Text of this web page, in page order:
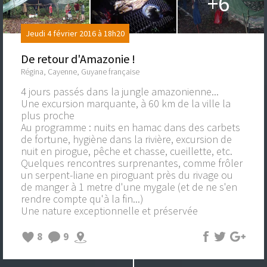
Jeudi 4 février 2016 à 18h20
De retour d'Amazonie !
Régina, Cayenne, Guyane française
4 jours passés dans la jungle amazonienne...
Une excursion marquante, à 60 km de la ville la
plus proche
Au programme : nuits en hamac dans des carbets
de fortune, hygiène dans la rivière, excursion de
nuit en pirogue, pêche et chasse, cueillette, etc.
Quelques rencontres surprenantes, comme frôler
un serpent-liane en piroguant près du rivage ou
de manger à 1 metre d'une mygale (et de ne s'en
rendre compte qu'à la fin...)
Une nature exceptionnelle et préservée
8
9